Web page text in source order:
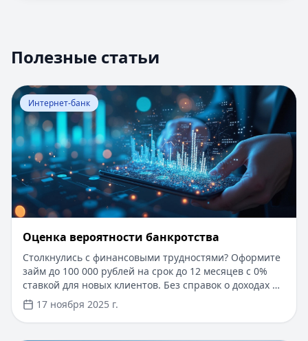
Полезные статьи
Перейти к статье:Оценка вероятности банкротства
Интернет-банк
Оценка вероятности банкротства
Столкнулись с финансовыми трудностями? Оформите
займ до 100 000 рублей на срок до 12 месяцев с 0%
ставкой для новых клиентов. Без справок о доходах и
документов — решение за 5 минут. Получите деньги
быстро и прозрачно через проверенные сервисы.
17 ноября 2025 г.